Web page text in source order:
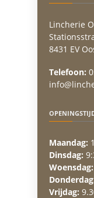
Lincherie
8431 EV
Telefoon:
Maandag:
Dinsdag:
Woensdag:
Vrijdag: